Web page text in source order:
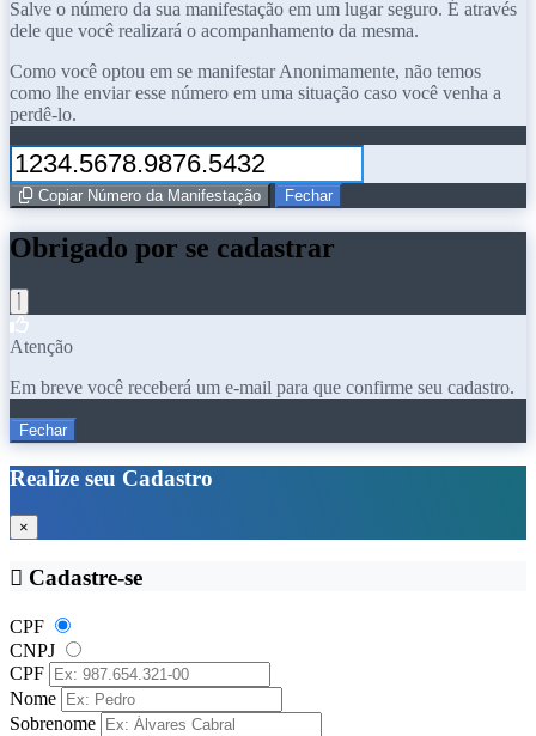
Salve o número da sua manifestação em um lugar seguro. É através
dele que você realizará o acompanhamento da mesma.
Como você optou em se manifestar Anonimamente, não temos
como lhe enviar esse número em uma situação caso você venha a
perdê-lo.
Copiar Número da Manifestação Fechar
Obrigado por se cadastrar
Atenção
Em breve você receberá um e-mail para que confirme seu cadastro.
Fechar
Realize seu Cadastro
×
Cadastre-se
CPF
CNPJ
CPF
Nome
Sobrenome